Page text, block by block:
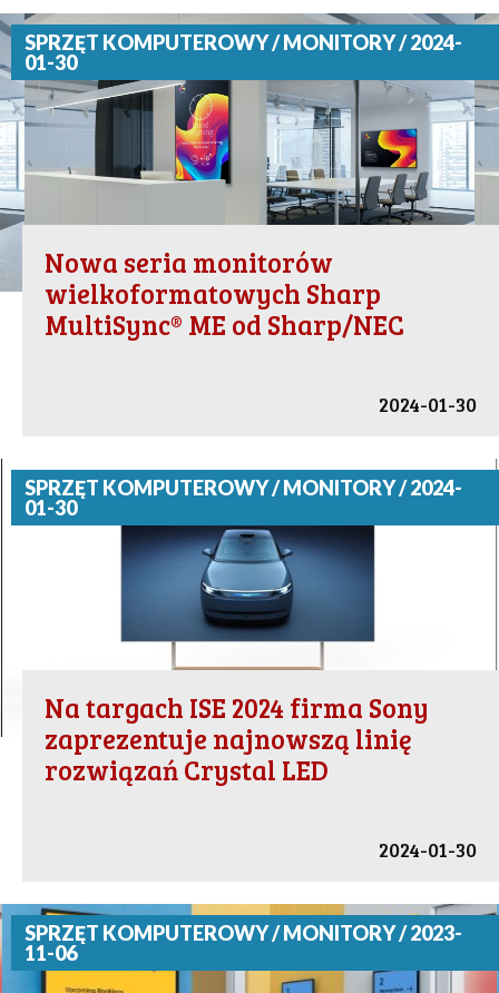
SPRZĘT KOMPUTEROWY / MONITORY / 2024-
01-30
Nowa seria monitorów
wielkoformatowych Sharp
MultiSync® ME od Sharp/NEC
2024-01-30
SPRZĘT KOMPUTEROWY / MONITORY / 2024-
01-30
Na targach ISE 2024 firma Sony
zaprezentuje najnowszą linię
rozwiązań Crystal LED
2024-01-30
SPRZĘT KOMPUTEROWY / MONITORY / 2023-
11-06